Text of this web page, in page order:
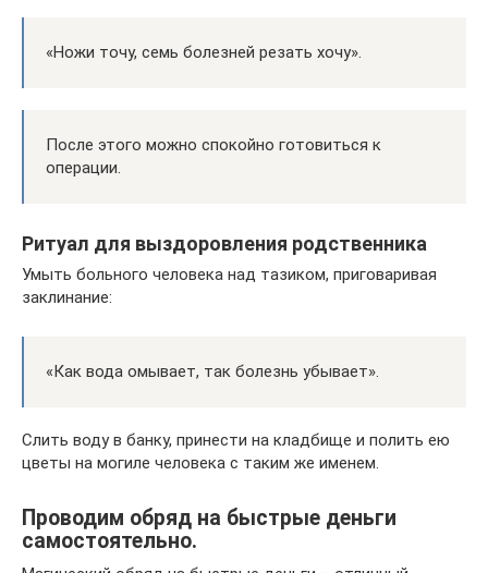
«Ножи точу, семь болезней резать хочу».
После этого можно спокойно готовиться к
операции.
Ритуал для выздоровления родственника
Умыть больного человека над тазиком, приговаривая
заклинание:
«Как вода омывает, так болезнь убывает».
Слить воду в банку, принести на кладбище и полить ею
цветы на могиле человека с таким же именем.
Проводим обряд на быстрые деньги
самостоятельно.